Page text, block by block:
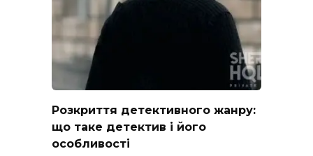
Розкриття детективного жанру:
що таке детектив і його
особливості